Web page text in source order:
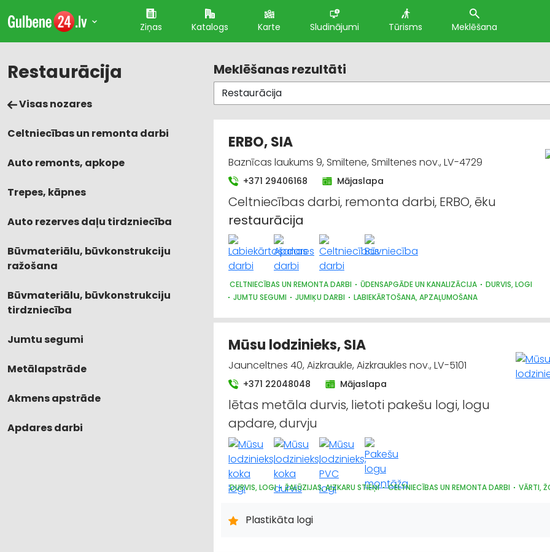
Ziņas Katalogs Karte Sludinājumi Tūrisms Meklēšana
Restaurācija
Visas nozares
Celtniecības un remonta darbi
Auto remonts, apkope
Trepes, kāpnes
Auto rezerves daļu tirdzniecība
Būvmateriālu, būvkonstrukciju
ražošana
Būvmateriālu, būvkonstrukciju
tirdzniecība
Jumtu segumi
Metālapstrāde
Akmens apstrāde
Apdares darbi
Meklēšanas rezultāti
ERBO, SIA
Baznīcas laukums 9, Smiltene, Smiltenes nov., LV-4729
+371 29406168 Mājaslapa
Celtniecības darbi, remonta darbi, ERBO, ēku
restaurācija
CELTNIECĪBAS UN REMONTA DARBI ŪDENSAPGĀDE UN KANALIZĀCIJA
DURVIS, LOGI
JUMTU SEGUMI
JUMIĶU DARBI LABIEKĀRTOŠANA, APZAĻUMOŠANA
Mūsu lodzinieks, SIA
Jaunceltnes 40, Aizkraukle, Aizkraukles nov., LV-5101
+371 22048048 Mājaslapa
lētas metāla durvis, lietoti pakešu logi, logu
apdare, durvju
DURVIS, LOGI ŽALŪZIJAS, AIZKARU STIEŅI CELTNIECĪBAS UN REMONTA DARBI VĀRTI,
Plastikāta logi